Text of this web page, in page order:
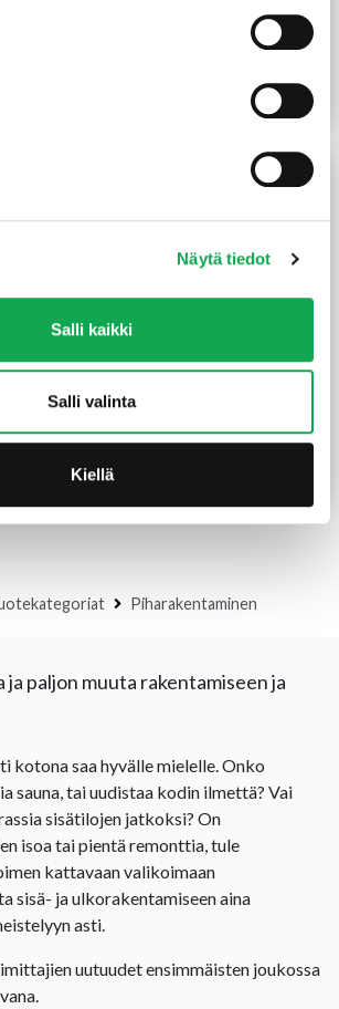
Näytä tiedot
Salli kaikki
Salli valinta
Kiellä
Kulmalevy 90x90x65x2,5
mm sinkitty vahvistettu
Naulauslevy 100x200x2
2,70€/kpl
Piharakentaminen
ja paljon muuta rakentamiseen ja
kotona saa hyvälle mielelle. Onko
sauna, tai uudistaa kodin ilmettä? Vai
sisätilojen jatkoksi? On
isoa tai pientä remonttia, tule
kattavaan valikoimaan
sisä- ja ulkorakentamiseen aina
asti.
uutuudet ensimmäisten joukossa